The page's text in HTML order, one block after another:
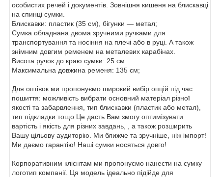
особистих речей і документів. Зовнішня кишеня на блискавці
на спинці сумки.
Блискавки: пластик (35 см), бігунки — метал;
Сумка обладнана двома зручними ручками для
транспортування та носіння на плечі або в руці. А також
знімним довгим ременем на металевих карабінах.
Висота ручок до краю сумки: 25 см
Максимальна довжина ременя: 135 см;
Для оптівок ми пропонуємо широкий вибір опцій під час
пошиття: можливість вибрати основний матеріал різної
якості та забарвлення, тип блискавки (пластик або метал),
тип підкладки тощо Це дасть Вам змогу оптимізувати
вартість і якість для різних завдань, , а також розширить
Вашу цільову аудиторію. Ми ближче та зручніше, ніж імпорт!
Ми даємо гарантію! Наші сумки носяться довго!
Корпоративним клієнтам ми пропонуємо нанести на сумку
логотип компанії. Ця модель ідеально підійде для